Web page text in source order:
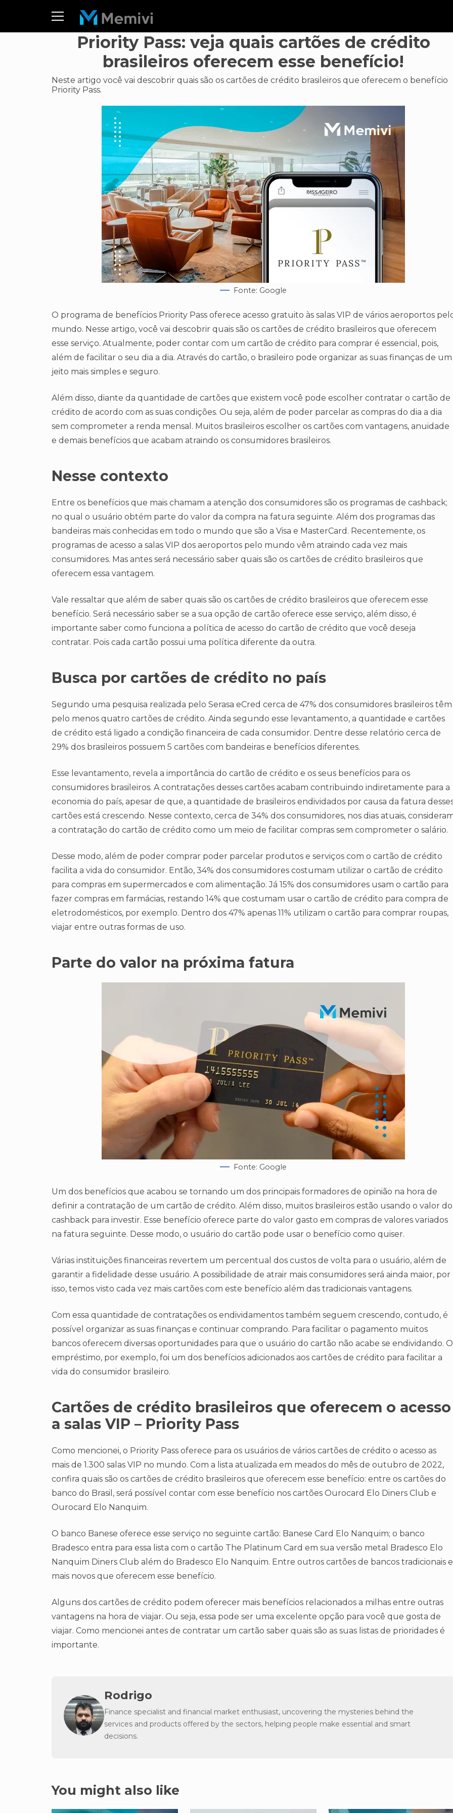
Priority Pass: veja quais cartões de crédito
brasileiros oferecem esse benefício!
Neste artigo você vai descobrir quais são os cartões de crédito brasileiros que oferecem o benefício
Priority Pass.
Fonte: Google
O programa de benefícios Priority Pass oferece acesso gratuito às salas VIP de vários aeroportos
mundo. Nesse artigo, você vai descobrir quais são os cartões de crédito brasileiros que oferecem
esse serviço. Atualmente, poder contar com um cartão de crédito para comprar é essencial, pois,
além de facilitar o seu dia a dia. Através do cartão, o brasileiro pode organizar as suas finanças de um
jeito mais simples e seguro.
Além disso, diante da quantidade de cartões que existem você pode escolher contratar o cartão de
crédito de acordo com as suas condições. Ou seja, além de poder parcelar as compras do dia a dia
sem comprometer a renda mensal. Muitos brasileiros escolher os cartões com vantagens, anuidade
e demais benefícios que acabam atraindo os consumidores brasileiros.
Nesse contexto
Entre os benefícios que mais chamam a atenção dos consumidores são os programas de cashback;
no qual o usuário obtém parte do valor da compra na fatura seguinte. Além dos programas das
bandeiras mais conhecidas em todo o mundo que são a Visa e MasterCard. Recentemente, os
programas de acesso a salas VIP dos aeroportos pelo mundo vêm atraindo cada vez mais
consumidores. Mas antes será necessário saber quais são os cartões de crédito brasileiros que
oferecem essa vantagem.
Vale ressaltar que além de saber quais são os cartões de crédito brasileiros que oferecem esse
benefício. Será necessário saber se a sua opção de cartão oferece esse serviço, além disso, é
importante saber como funciona a política de acesso do cartão de crédito que você deseja
contratar. Pois cada cartão possui uma política diferente da outra.
Busca por cartões de crédito no país
Segundo uma pesquisa realizada pelo Serasa eCred cerca de 47% dos consumidores brasileiros têm
pelo menos quatro cartões de crédito. Ainda segundo esse levantamento, a quantidade e cartões
de crédito está ligado a condição financeira de cada consumidor. Dentre desse relatório cerca de
29% dos brasileiros possuem 5 cartões com bandeiras e benefícios diferentes.
Esse levantamento, revela a importância do cartão de crédito e os seus benefícios para os
consumidores brasileiros. A contratações desses cartões acabam contribuindo indiretamente para a
economia do país, apesar de que, a quantidade de brasileiros endividados por causa da fatura
cartões está crescendo. Nesse contexto, cerca de 34% dos consumidores, nos dias atuais,
a contratação do cartão de crédito como um meio de facilitar compras sem comprometer o salário.
Desse modo, além de poder comprar poder parcelar produtos e serviços com o cartão de crédito
facilita a vida do consumidor. Então, 34% dos consumidores costumam utilizar o cartão de crédito
para compras em supermercados e com alimentação. Já 15% dos consumidores usam o cartão para
fazer compras em farmácias, restando 14% que costumam usar o cartão de crédito para compra de
eletrodomésticos, por exemplo. Dentro dos 47% apenas 11% utilizam o cartão para comprar roupas,
viajar entre outras formas de uso.
Parte do valor na próxima fatura
Fonte: Google
Um dos benefícios que acabou se tornando um dos principais formadores de opinião na hora de
definir a contratação de um cartão de crédito. Além disso, muitos brasileiros estão usando o valor do
cashback para investir. Esse benefício oferece parte do valor gasto em compras de valores variados
na fatura seguinte. Desse modo, o usuário do cartão pode usar o benefício como quiser.
Várias instituições financeiras revertem um percentual dos custos de volta para o usuário, além de
garantir a fidelidade desse usuário. A possibilidade de atrair mais consumidores será ainda maior, por
isso, temos visto cada vez mais cartões com este benefício além das tradicionais vantagens.
Com essa quantidade de contratações os endividamentos também seguem crescendo, contudo, é
possível organizar as suas finanças e continuar comprando. Para facilitar o pagamento muitos
bancos oferecem diversas oportunidades para que o usuário do cartão não acabe se endividando. O
empréstimo, por exemplo, foi um dos benefícios adicionados aos cartões de crédito para facilitar a
vida do consumidor brasileiro.
Cartões de crédito brasileiros que oferecem o acesso
a salas VIP – Priority Pass
Como mencionei, o Priority Pass oferece para os usuários de vários cartões de crédito o acesso as
mais de 1.300 salas VIP no mundo. Com a lista atualizada em meados do mês de outubro de 2022,
confira quais são os cartões de crédito brasileiros que oferecem esse benefício: entre os cartões do
banco do Brasil, será possível contar com esse benefício nos cartões Ourocard Elo Diners Club e
Ourocard Elo Nanquim.
O banco Banese oferece esse serviço no seguinte cartão: Banese Card Elo Nanquim; o banco
Bradesco entra para essa lista com o cartão The Platinum Card em sua versão metal Bradesco Elo
Nanquim Diners Club além do Bradesco Elo Nanquim. Entre outros cartões de bancos tradicionais e
mais novos que oferecem esse benefício.
Alguns dos cartões de crédito podem oferecer mais benefícios relacionados a milhas entre outras
vantagens na hora de viajar. Ou seja, essa pode ser uma excelente opção para você que gosta de
viajar. Como mencionei antes de contratar um cartão saber quais são as suas listas de prioridades é
importante.
Rodrigo
Finance specialist and financial market enthusiast, uncovering the mysteries behind the
services and products offered by the sectors, helping people make essential and smart
decisions.
You might also like